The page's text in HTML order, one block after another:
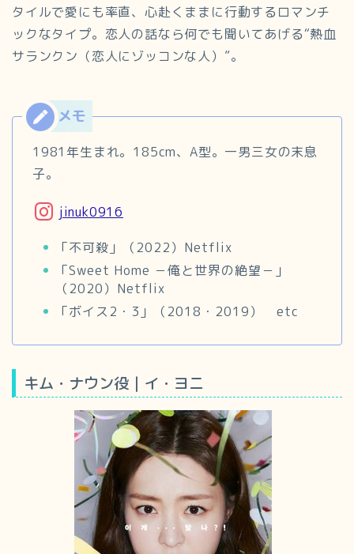
タイルで愛にも率直、心赴くままに行動するロマンチ
ックなタイプ。恋人の話なら何でも聞いてあげる“熱血
サランクン（恋人にゾッコンな人）”。
1981年生まれ。185cm、A型。一男三女の末息
子。
jinuk0916
「不可殺」（2022）Netflix
「Sweet Home －俺と世界の絶望－」
（2020）Netflix
「ボイス2・3」（2018・2019） etc
キム・ナウン役｜イ・ヨニ